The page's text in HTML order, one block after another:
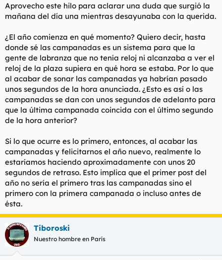
d
e
t
e
a
i
c
o
Aprovecho este hilo para aclarar una duda que surgió la
mañana del día una mientras desayunaba con la querida.
¿El año comienza en qué momento? Quiero decir, hasta
donde sé las campanadas es un sistema para que la
gente de labranza que no tenía reloj ni alcanzaba a ver el
reloj de la plaza supiera en qué hora se estaba. Por lo que
al acabar de sonar las campanadas ya habrían pasado
unos segundos de la hora anunciada. ¿Esto es así o las
campanadas se dan con unos segundos de adelanto para
que la última campanada coincida con el último segundo
de la hora anterior?
Si lo que ocurre es lo primero, entonces, al acabar las
campanadas y felicitarnos el año nuevo, realmente lo
estaríamos haciendo aproximadamente con unos 20
segundos de retraso. Esto implica que el primer post del
año no sería el primero tras las campanadas sino el
primero con la primera campanada o incluso antes de
ésta.
Tiboroski
Nuestro hombre en París